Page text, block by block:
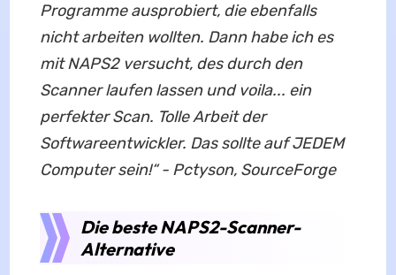
Programme ausprobiert, die ebenfalls
nicht arbeiten wollten. Dann habe ich es
mit NAPS2 versucht, des durch den
Scanner laufen lassen und voila... ein
perfekter Scan. Tolle Arbeit der
Softwareentwickler. Das sollte auf JEDEM
Computer sein!“ - Pctyson, SourceForge
Die beste NAPS2-Scanner-
Alternative